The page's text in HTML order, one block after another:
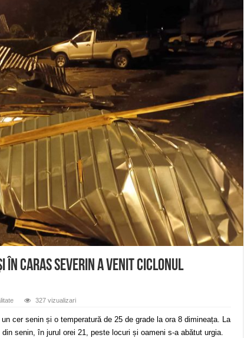
Oravița – locul unde natura a ascuns un izvor de sănătate VIDEO
și flori de vară și râsete de copii la Carașova VIDEO
Reșița – avarie – 04.08.2026 – str. Văliugului și Plastomet
CARANSEBEȘ – 04.08.2026 – avarie – Calea Severinului
în Caras Severin a venit ciclonul
327 vizualizari
cer senin și o temperatură de 25 de grade la ora 8 dimineața. La
senin, în jurul orei 21, peste locuri și oameni s-a abătut urgia.